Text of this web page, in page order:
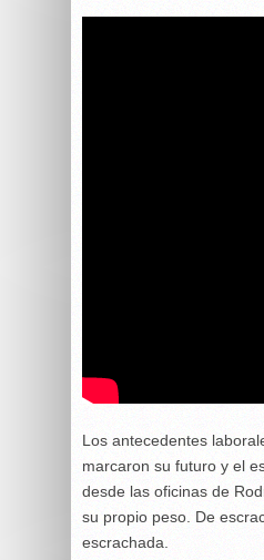
Los antecedentes
marcaron su futuro y el
desde las oficinas de
su propio peso. De
escrachada.